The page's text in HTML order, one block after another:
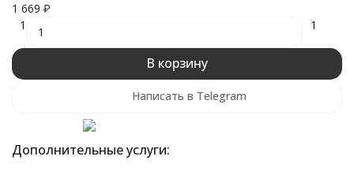
1 669 ₽
1
1
В корзину
Написать в Telegram
Дополнительные услуги: